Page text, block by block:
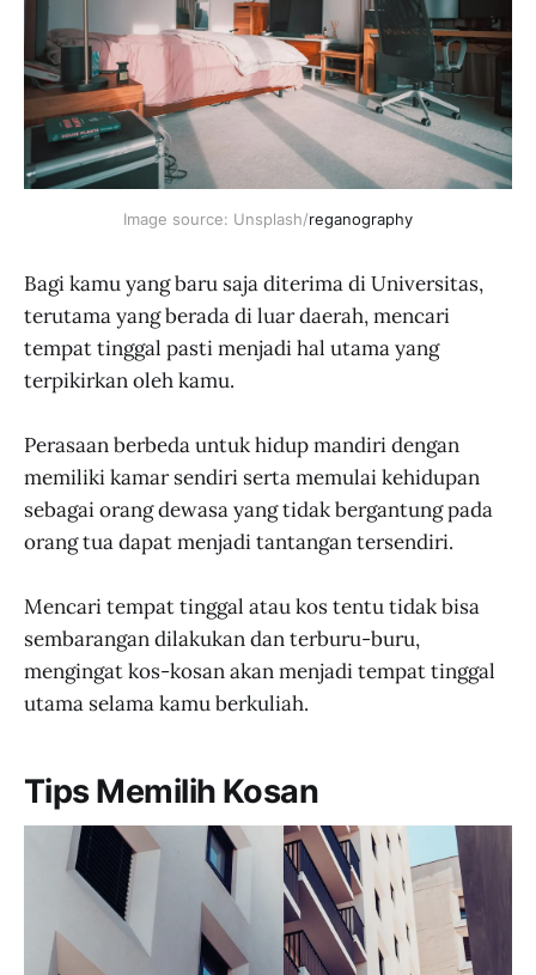
Image source: Unsplash/reganography
Bagi kamu yang baru saja diterima di Universitas,
terutama yang berada di luar daerah, mencari
tempat tinggal pasti menjadi hal utama yang
terpikirkan oleh kamu.
Perasaan berbeda untuk hidup mandiri dengan
memiliki kamar sendiri serta memulai kehidupan
sebagai orang dewasa yang tidak bergantung pada
orang tua dapat menjadi tantangan tersendiri.
Mencari tempat tinggal atau kos tentu tidak bisa
sembarangan dilakukan dan terburu-buru,
mengingat kos-kosan akan menjadi tempat tinggal
utama selama kamu berkuliah.
Tips Memilih Kosan